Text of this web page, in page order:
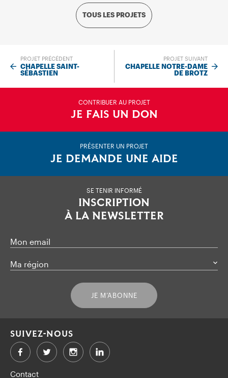
TOUS LES PROJETS
PROJET PRÉCÉDENT
CHAPELLE SAINT-
SÉBASTIEN
PROJET SUIVANT
CHAPELLE NOTRE-DAME
DE BROTZ
CONTRIBUER AU PROJET
JE FAIS UN DON
PRÉSENTER UN PROJET
JE DEMANDE UNE AIDE
SE TENIR INFORMÉ
INSCRIPTION
À LA NEWSLETTER
Mon email
Ma région
JE M’ABONNE
Contact
SUIVEZ-NOUS
FacebookTwitter LinkedIn